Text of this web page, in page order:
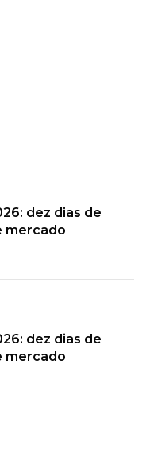
dez dias de
mercado
dez dias de
mercado